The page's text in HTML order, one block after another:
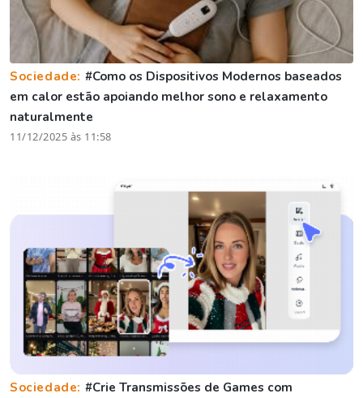
Sociedade: #Como os Dispositivos Modernos baseados
em calor estão apoiando melhor sono e relaxamento
naturalmente
11/12/2025 às 11:58
Sociedade: #Crie Transmissões de Games com